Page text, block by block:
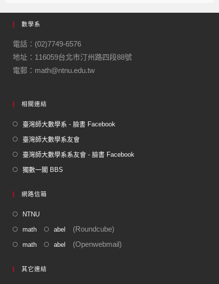
數學系
電話：(02)7749-6576
地址：116059台北市汀州路四段88號
電郵：math@ntnu.edu.tw
相關連結
臺灣師大數學系 - 臉書 Facebook
臺灣師大數學系友會
臺灣師大數學系系友會 - 臉書 Facebook
獨數一閣 BBS
網路信箱
NTNU
math abel (Roundcube)
math abel (Openwebmail)
其它連結